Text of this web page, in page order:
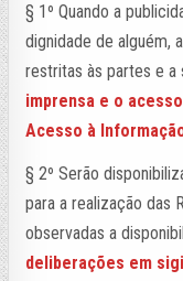
§ 1º Quando a
dignidade de alguém,
restritas às partes e a
imprensa e o
Acesso à
§ 2º Serão
para a realização das
observadas a
deliberações em